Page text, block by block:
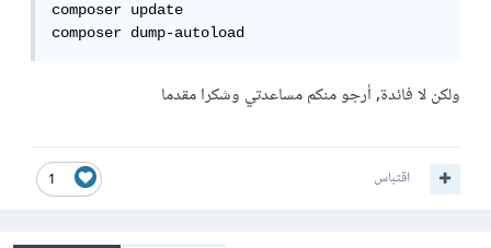
composer update
composer dump-autoload
ولكن لا فائدة, أرجو منكم مساعدتي وشكرا مقدما
1 اقتباس